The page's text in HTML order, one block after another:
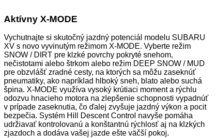
Aktívny X-MODE
Vychutnajte si skutočný jazdný potenciál modelu SUBARU
XV s novo vyvinutým režimom X-MODE. Vyberte režim
SNOW / DIRT pre klzké povrchy pokryté snehom,
nečistotami alebo štrkom alebo režim DEEP SNOW / MUD
pre obzvlášť zradné cesty, na ktorých sa môžu zaseknúť
pneumatiky, ako napríklad hlboký sneh, blato alebo suchá
špina. X-MODE využíva vysoký krútiaci moment a rýchlu
odozvu hnacieho motora na zlepšenie schopnosti vypadnúť
v prípade zaseknutia, čo ďalej zvyšuje jazdný výkon a pocit
bezpečia. Systém Hill Descent Control navyše pomáha
udržiavať kontrolovanú a konštantnú rýchlosť aj na klzkých
zjazdoch a dodáva vašej jazde ešte väčší pokoj.